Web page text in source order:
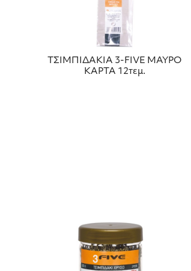
ΤΣΙΜΠΙΔΑΚΙΑ 3-FIVE ΜΑΥΡΟ
ΚΑΡΤΑ 12τεμ.